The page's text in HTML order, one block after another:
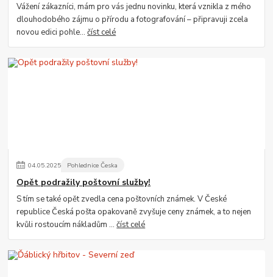
Vážení zákazníci, mám pro vás jednu novinku, která vznikla z mého
dlouhodobého zájmu o přírodu a fotografování – připravuji zcela
novou edici pohle...číst celé
04.05.2025 Pohlednice Česka
Opět podražily poštovní služby!
S tím se také opět zvedla cena poštovních známek. V České
republice Česká pošta opakovaně zvyšuje ceny známek, a to nejen
kvůli rostoucím nákladům ...číst celé